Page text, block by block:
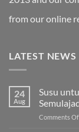
from our online
LATEST NEWS
24
Aug
Susu
Comments